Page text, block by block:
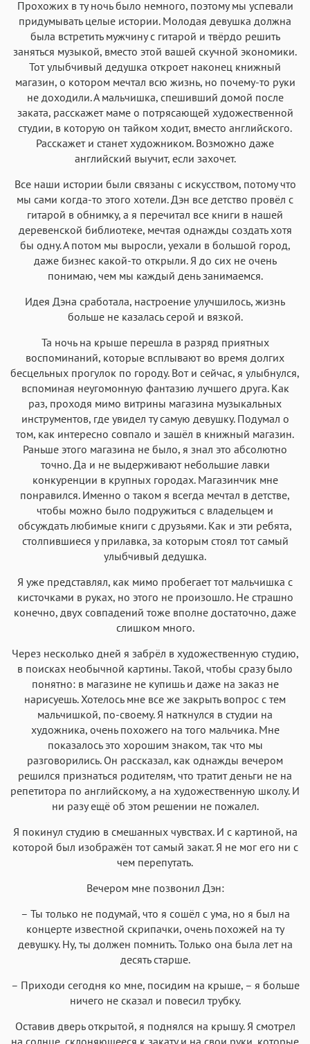
Прохожих в ту ночь было немного, поэтому мы успевали
придумывать целые истории. Молодая девушка должна
была встретить мужчину с гитарой и твёрдо решить
заняться музыкой, вместо этой вашей скучной экономики.
Тот улыбчивый дедушка откроет наконец книжный
магазин, о котором мечтал всю жизнь, но почему-то руки
не доходили. А мальчишка, спешивший домой после
заката, расскажет маме о потрясающей художественной
студии, в которую он тайком ходит, вместо английского.
Расскажет и станет художником. Возможно даже
английский выучит, если захочет.
Все наши истории были связаны с искусством, потому что
мы сами когда-то этого хотели. Дэн все детство провёл с
гитарой в обнимку, а я перечитал все книги в нашей
деревенской библиотеке, мечтая однажды создать хотя
бы одну. А потом мы выросли, уехали в большой город,
даже бизнес какой-то открыли. Я до сих не очень
понимаю, чем мы каждый день занимаемся.
Идея Дэна сработала, настроение улучшилось, жизнь
больше не казалась серой и вязкой.
Та ночь на крыше перешла в разряд приятных
воспоминаний, которые всплывают во время долгих
бесцельных прогулок по городу. Вот и сейчас, я улыбнулся,
вспоминая неугомонную фантазию лучшего друга. Как
раз, проходя мимо витрины магазина музыкальных
инструментов, где увидел ту самую девушку. Подумал о
том, как интересно совпало и зашёл в книжный магазин.
Раньше этого магазина не было, я знал это абсолютно
точно. Да и не выдерживают небольшие лавки
конкуренции в крупных городах. Магазинчик мне
понравился. Именно о таком я всегда мечтал в детстве,
чтобы можно было подружиться с владельцем и
обсуждать любимые книги с друзьями. Как и эти ребята,
столпившиеся у прилавка, за которым стоял тот самый
улыбчивый дедушка.
Я уже представлял, как мимо пробегает тот мальчишка с
кисточками в руках, но этого не произошло. Не страшно
конечно, двух совпадений тоже вполне достаточно, даже
слишком много.
Через несколько дней я забрёл в художественную студию,
в поисках необычной картины. Такой, чтобы сразу было
понятно: в магазине не купишь и даже на заказ не
нарисуешь. Хотелось мне все же закрыть вопрос с тем
мальчишкой, по-своему. Я наткнулся в студии на
художника, очень похожего на того мальчика. Мне
показалось это хорошим знаком, так что мы
разговорились. Он рассказал, как однажды вечером
решился признаться родителям, что тратит деньги не на
репетитора по английскому, а на художественную школу. И
ни разу ещё об этом решении не пожалел.
Я покинул студию в смешанных чувствах. И с картиной, на
которой был изображён тот самый закат. Я не мог его ни с
чем перепутать.
Вечером мне позвонил Дэн:
– Ты только не подумай, что я сошёл с ума, но я был на
концерте известной скрипачки, очень похожей на ту
девушку. Ну, ты должен помнить. Только она была лет на
десять старше.
– Приходи сегодня ко мне, посидим на крыше, – я больше
ничего не сказал и повесил трубку.
Оставив дверь открытой, я поднялся на крышу. Я смотрел
на солнце, склоняющееся к закату и на свои руки, которые